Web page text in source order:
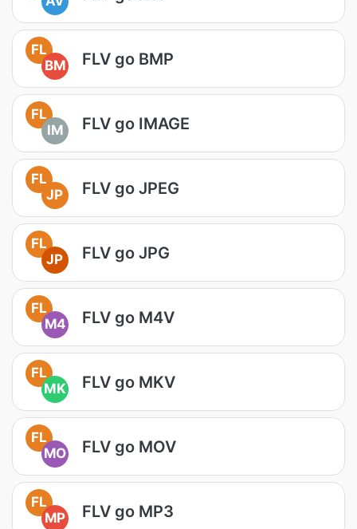
FL
BM
FLV go BMP
FL
IM
FLV go IMAGE
FL
JP
FLV go JPEG
FL
JP
FLV go JPG
FL
M4
FLV go M4V
FL
MK
FLV go MKV
FL
MO
FLV go MOV
FL
MP
FLV go MP3